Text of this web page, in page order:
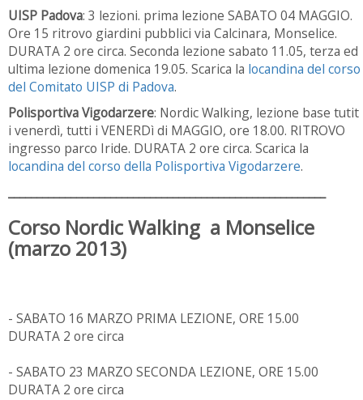
UISP Padova: 3 lezioni. prima lezione SABATO 04 MAGGIO.
Ore 15 ritrovo giardini pubblici via Calcinara, Monselice.
DURATA 2 ore circa. Seconda lezione sabato 11.05, terza ed
ultima lezione domenica 19.05. Scarica la locandina del corso
del Comitato UISP di Padova.
Polisportiva Vigodarzere: Nordic Walking, lezione base tutit
i venerdì, tutti i VENERDì di MAGGIO, ore 18.00. RITROVO
ingresso parco Iride. DURATA 2 ore circa. Scarica la
locandina del corso della Polisportiva Vigodarzere.
________________________________________________________
Corso Nordic Walking a Monselice
(marzo 2013)
- SABATO 16 MARZO PRIMA LEZIONE, ORE 15.00
DURATA 2 ore circa
- SABATO 23 MARZO SECONDA LEZIONE, ORE 15.00
DURATA 2 ore circa